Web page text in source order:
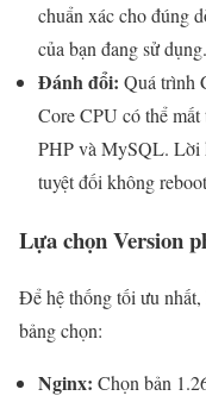
chuẩn xác cho đúng
của bạn đang sử dụng.
Đánh đổi: Quá trình
Core CPU có thể
PHP và MySQL. Lời
tuyệt đối không
Lựa chọn Version
Để hệ thống tối ưu nhất,
bảng chọn:
Nginx: Chọn bản